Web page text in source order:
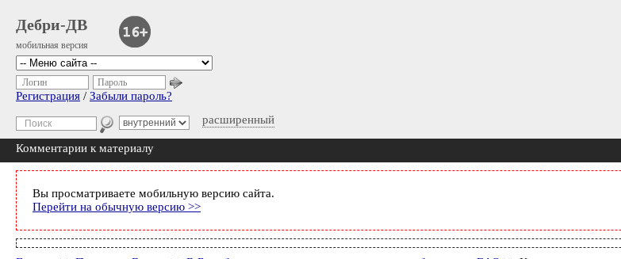
Дебри-ДВ
мобильная версия
расширенный
Логин Пароль
Регистрация / Забыли пароль?
Комментарии к материалу
Вы просматриваете мобильную версию сайта.
Перейти на обычную версию >>